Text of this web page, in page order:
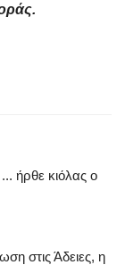
ήρθε κιόλας ο
στις Άδειες, η